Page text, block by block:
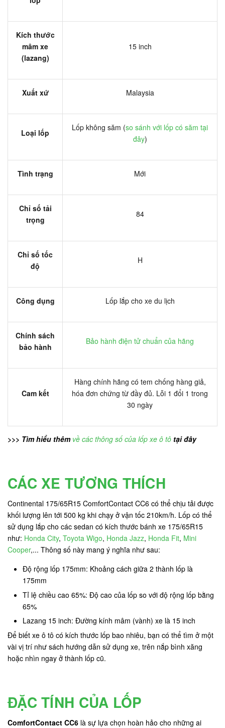
Kích thước
mâm xe
(lazang)
15 inch
Xuất xứ Malaysia
Loại lốp
Lốp không săm (so sánh với lốp có săm tại
đây)
Tình trạng Mới
Chỉ số tải
trọng
84
Chỉ số tốc
độ
H
Công dụng Lốp lắp cho xe du lịch
Chính sách
bảo hành
Bảo hành điện tử chuẩn của hãng
Cam kết
Hàng chính hãng có tem chống hàng giả,
hóa đơn chứng từ đầy đủ. Lỗi 1 đổi 1 trong
30 ngày
>>> Tìm hiểu thêm về các thông số của lốp xe ô tô tại đây
CÁC XE TƯƠNG THÍCH
Continental 175/65R15 ComfortContact CC6 có thể chịu tải được
khối lượng lên tới 500 kg khi chạy ở vận tốc 210km/h. Lốp có thể
sử dụng lắp cho các sedan có kích thước bánh xe 175/65R15
như: Honda City, Toyota Wigo, Honda Jazz, Honda Fit, Mini
Cooper,... Thông số này mang ý nghĩa như sau:
Độ rộng lốp 175mm: Khoảng cách giữa 2 thành lốp là
175mm
Tỉ lệ chiều cao 65%: Độ cao của lốp so với độ rộng lốp bằng
65%
Lazang 15 inch: Đường kính mâm (vành) xe là 15 inch
Để biết xe ô tô có kích thước lốp bao nhiêu, bạn có thể tìm ở một
vài vị trí như sách hướng dẫn sử dụng xe, trên nắp bình xăng
hoặc nhìn ngay ở thành lốp cũ.
ĐẶC TÍNH CỦA LỐP
ComfortContact CC6 là sự lựa chọn hoàn hảo cho những ai